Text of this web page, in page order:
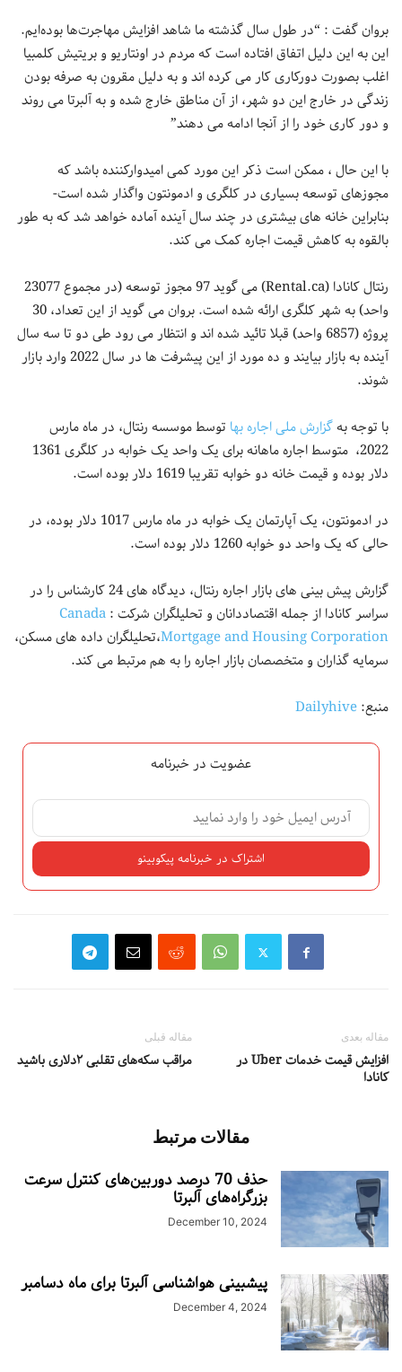
بروان گفت : “در طول سال گذشته ما شاهد افزایش مهاجرت‌ها بوده‌ایم.
این به این دلیل اتفاق افتاده است که مردم در اونتاریو و بریتیش کلمبیا
اغلب بصورت دورکاری کار می کرده اند و به دلیل مقرون به صرفه بودن
زندگی در خارج این دو شهر، از آن مناطق خارج شده و به آلبرتا می روند
و دور کاری خود را از آنجا ادامه می دهند”
با این حال ، ممکن است ذکر این مورد کمی امیدوارکننده باشد که
مجوزهای توسعه بسیاری در کلگری و ادمونتون واگذار شده است-
بنابراین خانه های بیشتری در چند سال آینده آماده خواهد شد که به طور
بالقوه به کاهش قیمت اجاره کمک می کند.
رنتال کانادا (Rental.ca) می گوید 97 مجوز توسعه (در مجموع 23077
واحد) به شهر کلگری ارائه شده است. بروان می گوید از این تعداد، 30
پروژه (6857 واحد) قبلا تائید شده اند و انتظار می رود طی دو تا سه سال
آینده به بازار بیایند و ده مورد از این پیشرفت ها در سال 2022 وارد بازار
شوند.
با توجه بهگزارش ملی اجاره بها توسط موسسه رنتال، در ماه مارس
2022، متوسط اجاره ماهانه برای یک واحد یک خوابه در کلگری 1361
دلار بوده و قیمت خانه دو خوابه تقریبا 1619 دلار بوده است.
در ادمونتون، یک آپارتمان یک خوابه در ماه مارس 1017 دلار بوده، در
حالی که یک واحد دو خوابه 1260 دلار بوده است.
گزارش پیش بینی های بازار اجاره رنتال، دیدگاه های 24 کارشناس را در
سراسر کانادا از جمله اقتصاددانان و تحلیلگران شرکت :Canada
Mortgage and Housing Corporation،تحلیلگران داده های مسکن،
سرمایه گذاران و متخصصان بازار اجاره را به هم مرتبط می کند.
منبع:Dailyhive
عضویت در خبرنامه
مقاله قبلی
مراقب سکه‌های تقلبی ۲دلاری باشید
مقاله بعدی
افزایش قیمت خدمات Uber در
کانادا
مقالات مرتبط
حذف 70 درصد دوربین‌های کنترل سرعت
بزرگراه‌های آلبرتا
December 10, 2024
پیشبینی هواشناسی آلبرتا برای ماه دسامبر
December 4, 2024